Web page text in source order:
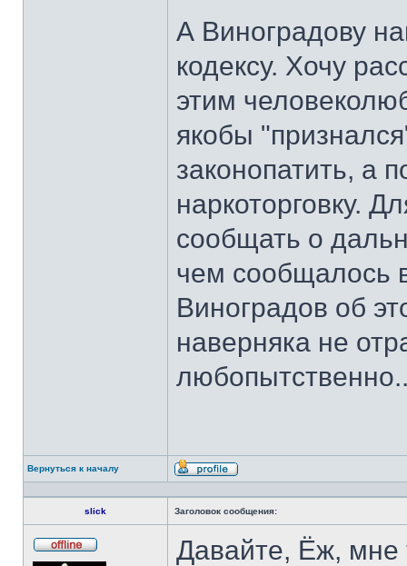
А Виноградову
кодексу. Хочу
этим
якобы
законопатить, а
наркоторговку.
сообщать о
чем сообщалось
Виноградов об
наверняка не
Вернуться к началу
Профиль
slick Заголовок сообщения:
Давайте, Ёж, мне